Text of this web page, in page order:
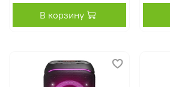
В корзину